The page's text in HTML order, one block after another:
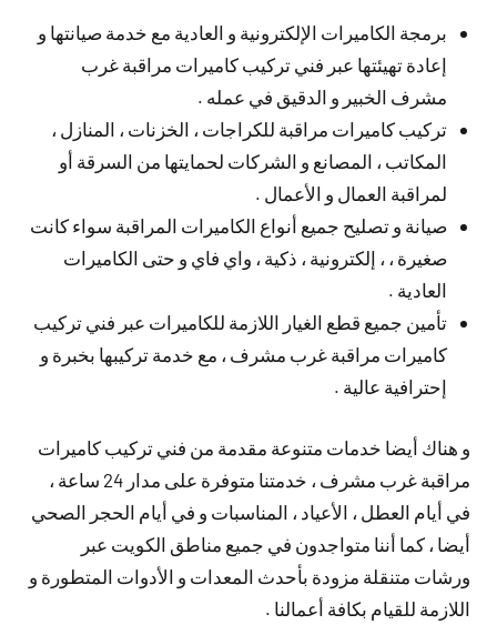
برمجة الكاميرات الإلكترونية و العادية مع خدمة صيانتها و
إعادة تهيئتها عبر فني تركيب كاميرات مراقبة غرب
مشرف الخبير و الدقيق في عمله .
تركيب كاميرات مراقبة للكراجات ، الخزنات ، المنازل ،
المكاتب ، المصانع و الشركات لحمايتها من السرقة أو
لمراقبة العمال و الأعمال .
صيانة و تصليح جميع أنواع الكاميرات المراقبة سواء كانت
صغيرة ، ، إلكترونية ، ذكية ، واي فاي و حتى الكاميرات
العادية .
تأمين جميع قطع الغيار اللازمة للكاميرات عبر فني تركيب
كاميرات مراقبة غرب مشرف ، مع خدمة تركيبها بخبرة و
إحترافية عالية .
و هناك أيضا خدمات متنوعة مقدمة من فني تركيب كاميرات
مراقبة غرب مشرف ، خدمتنا متوفرة على مدار 24 ساعة ،
في أيام العطل ، الأعياد ، المناسبات و في أيام الحجر الصحي
أيضا ، كما أننا متواجدون في جميع مناطق الكويت عبر
ورشات متنقلة مزودة بأحدث المعدات و الأدوات المتطورة و
اللازمة للقيام بكافة أعمالنا .